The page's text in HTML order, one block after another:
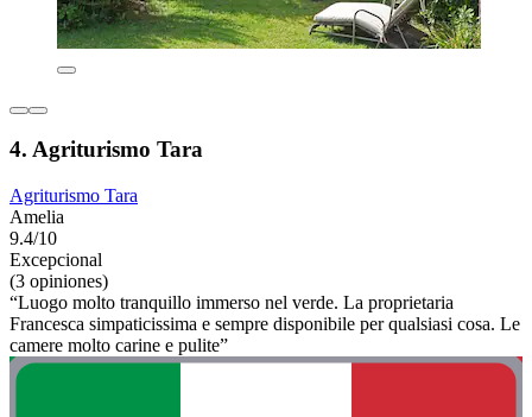
4. Agriturismo Tara
Agriturismo Tara
Amelia
9.4/10
Excepcional
(3 opiniones)
“Luogo molto tranquillo immerso nel verde. La proprietaria
Francesca simpaticissima e sempre disponibile per qualsiasi cosa. Le
camere molto carine e pulite”